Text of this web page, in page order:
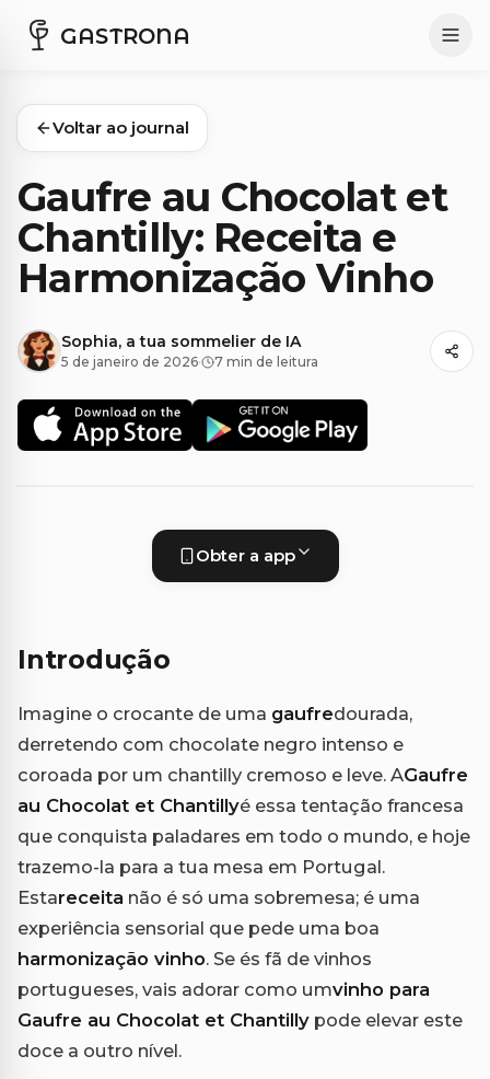
GASTRONA
Voltar ao journal
Gaufre au Chocolat et
Chantilly: Receita e
Harmonização Vinho
Sophia, a tua sommelier de IA
5 de janeiro de 2026· 7 min de leitura
Obter a app
Introdução
Imagine o crocante de uma gaufredourada,
derretendo com chocolate negro intenso e
coroada por um chantilly cremoso e leve. AGaufre
au Chocolat et Chantillyé essa tentação francesa
que conquista paladares em todo o mundo, e hoje
trazemo-la para a tua mesa em Portugal.
Estareceita não é só uma sobremesa; é uma
experiência sensorial que pede uma boa
harmonização vinho. Se és fã de vinhos
portugueses, vais adorar como umvinho para
Gaufre au Chocolat et Chantilly pode elevar este
doce a outro nível.